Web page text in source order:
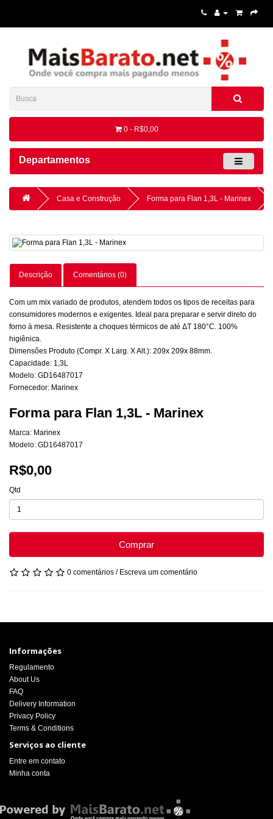
0 - R$0,00
Departamentos
Casa e Construção Forma para Flan 1,3L - Marinex
Descrição Comentários (0)
Com um mix variado de produtos, atendem todos os tipos de receitas para
consumidores modernos e exigentes. Ideal para preparar e servir direto do
forno à mesa. Resistente a choques térmicos de até ΔT 180°C. 100%
higiênica.
Dimensões Produto (Compr. X Larg. X Alt.): 209x 209x 88mm.
Capacidade: 1,3L
Modelo: GD16487017
Fornecedor: Marinex
Forma para Flan 1,3L - Marinex
Marca: Marinex
Modelo: GD16487017
R$0,00
Qtd
Comprar
0 comentários / Escreva um comentário
Informações
Regulamento
About Us
FAQ
Delivery Information
Privacy Policy
Terms & Conditions
Serviços ao cliente
Entre em contato
Minha conta